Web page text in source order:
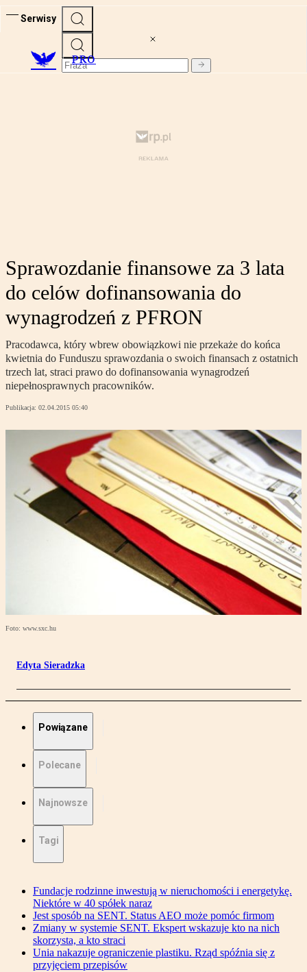
Serwisy
PRO
Sprawozdanie finansowe za 3 lata
do celów dofinansowania do
wynagrodzeń z PFRON
Pracodawca, który wbrew obowiązkowi nie przekaże do końca
kwietnia do Funduszu sprawozdania o swoich finansach z ostatnich
trzech lat, straci prawo do dofinansowania wynagrodzeń
niepełnosprawnych pracowników.
Publikacja: 02.04.2015 05:40
Foto: www.sxc.hu
Edyta Sieradzka
Powiązane
Polecane
Najnowsze
Tagi
Fundacje rodzinne inwestują w nieruchomości i energetykę.
Niektóre w 40 spółek naraz
Jest sposób na SENT. Status AEO może pomóc firmom
Zmiany w systemie SENT. Ekspert wskazuje kto na nich
skorzysta, a kto straci
Unia nakazuje ograniczenie plastiku. Rząd spóźnia się z
przyjęciem przepisów